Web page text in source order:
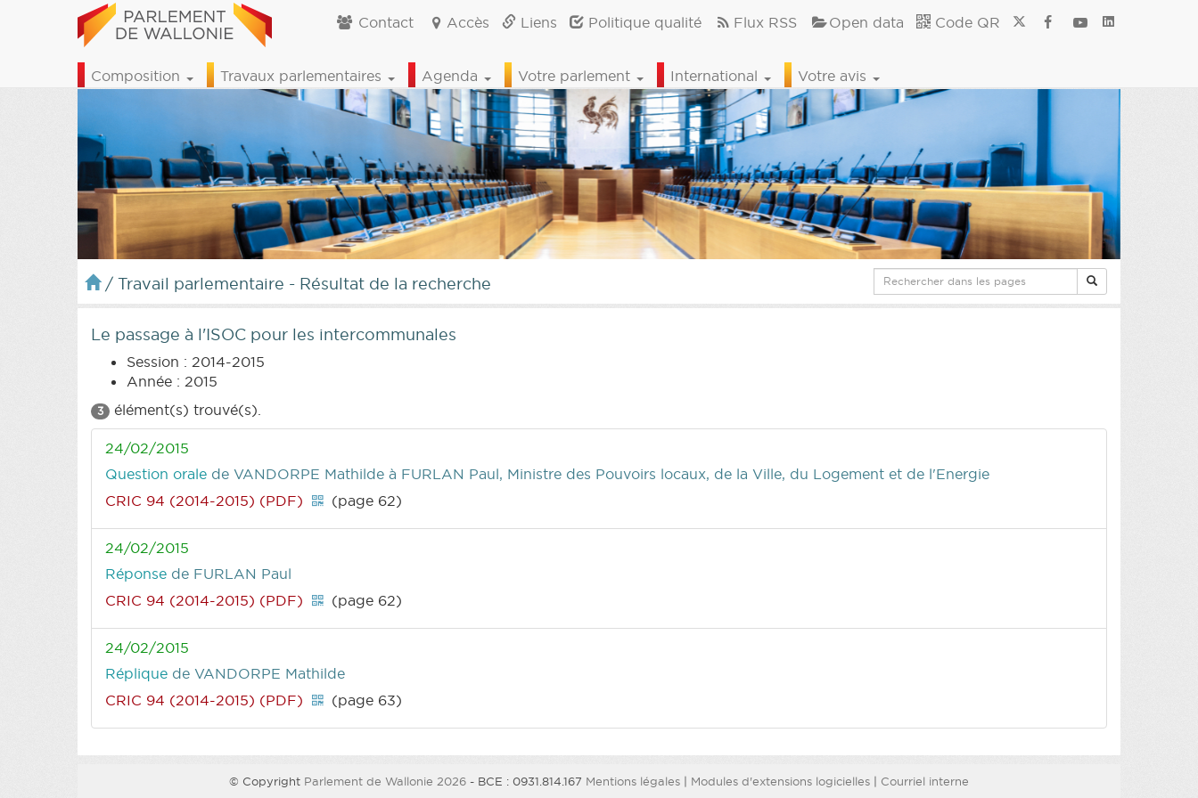
Contact Accès Liens Politique qualité Flux RSS Open data Code QR
Composition Travaux parlementaires Agenda Votre parlement International Votre avis
/ Travail parlementaire - Résultat de la recherche
Le passage à l'ISOC pour les intercommunales
Session : 2014-2015
Année : 2015
3 élément(s) trouvé(s).
24/02/2015
Question orale de VANDORPE Mathilde à FURLAN Paul, Ministre des Pouvoirs locaux, de la Ville, du Logement et de l'Energie
CRIC 94 (2014-2015) (PDF)
(page 62)
24/02/2015
Réponse de FURLAN Paul
CRIC 94 (2014-2015) (PDF)
(page 62)
24/02/2015
Réplique de VANDORPE Mathilde
CRIC 94 (2014-2015) (PDF)
(page 63)
© Copyright Parlement de Wallonie 2026 - BCE : 0931.814.167 Mentions légales | Modules d'extensions logicielles | Courriel interne